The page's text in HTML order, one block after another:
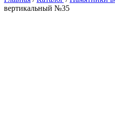
вертикальный №35